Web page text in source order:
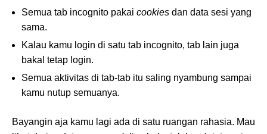
Semua tab incognito pakai cookies dan data sesi yang
sama.
Kalau kamu login di satu tab incognito, tab lain juga
bakal tetap login.
Semua aktivitas di tab-tab itu saling nyambung sampai
kamu nutup semuanya.
Bayangin aja kamu lagi ada di satu ruangan rahasia. Mau